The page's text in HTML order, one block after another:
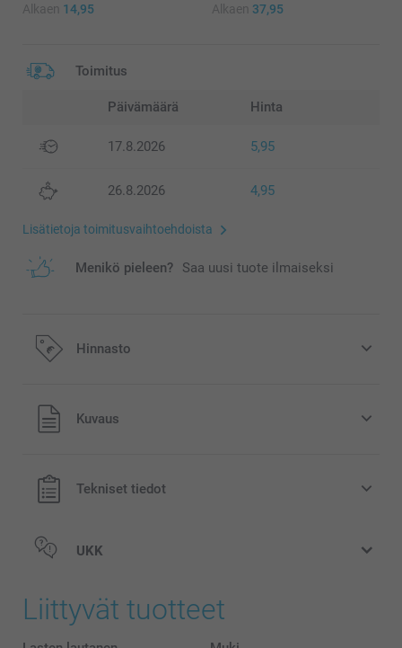
Alkaen 14,95 Alkaen 37,95
Toimitus
Päivämäärä Hinta
17.8.2026 5,95
26.8.2026 4,95
Lisätietoja toimitusvaihtoehdoista
Menikö pieleen? Saa uusi tuote ilmaiseksi
Hinnasto
Kaikki hinnat ovat euroina, sisältävät arvonlisäveron ja
eivät sisällä postikuluja.
Kuvaus
Tekniset tiedot
UKK
Liittyvät tuotteet